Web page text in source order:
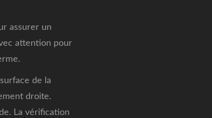
assurer un
attention pour
de la
droite.
La vérification